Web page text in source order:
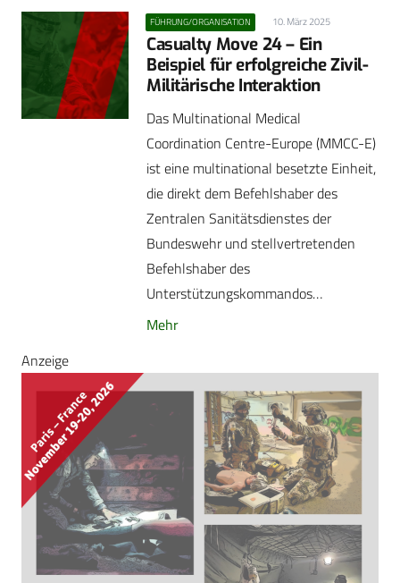
FÜHRUNG/ORGANISATION 10. März 2025
Casualty Move 24 – Ein
Beispiel für erfolgreiche Zivil-
Militärische Interaktion
Das Multinational Medical
Coordination Centre-Europe (MMCC-E)
ist eine multinational besetzte Einheit,
die direkt dem Befehlshaber des
Zentralen Sanitätsdienstes der
Bundeswehr und stellvertretenden
Befehlshaber des
Unterstützungskommandos…
Mehr
Anzeige